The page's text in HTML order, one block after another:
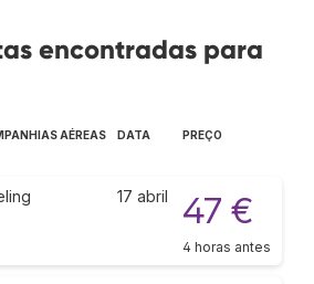
encontradas para
AÉREAS DATA PREÇO
17 abril 47 €
4 horas antes